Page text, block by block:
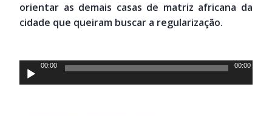
orientar as demais casas de matriz africana da
cidade que queiram buscar a regularização.
Tocador
de
00:00 00:00